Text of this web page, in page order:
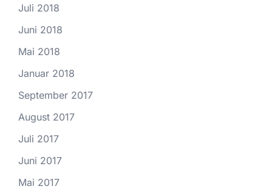
Juli 2018
Juni 2018
Mai 2018
Januar 2018
September 2017
August 2017
Juli 2017
Juni 2017
Mai 2017